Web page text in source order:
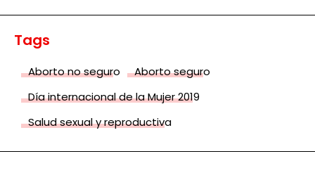
Tags
Aborto no seguro
Aborto seguro
Día internacional de la Mujer 2019
Salud sexual y reproductiva